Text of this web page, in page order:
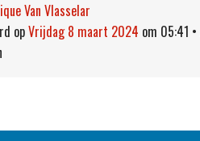
Van Vlasselar
op vrijdag 8 maart 2024 om 05:41 •